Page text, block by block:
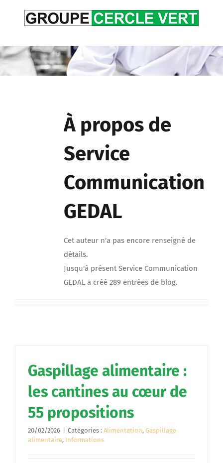
À propos de
Service
Communication
GEDAL
Cet auteur n'a pas encore renseigné de
détails.
Jusqu'à présent Service Communication
GEDAL a créé 289 entrées de blog.
Gaspillage alimentaire :
les cantines au cœur de
55 propositions
20/02/2026 Catégories : Alimentation, Gaspillage
alimentaire, Informations